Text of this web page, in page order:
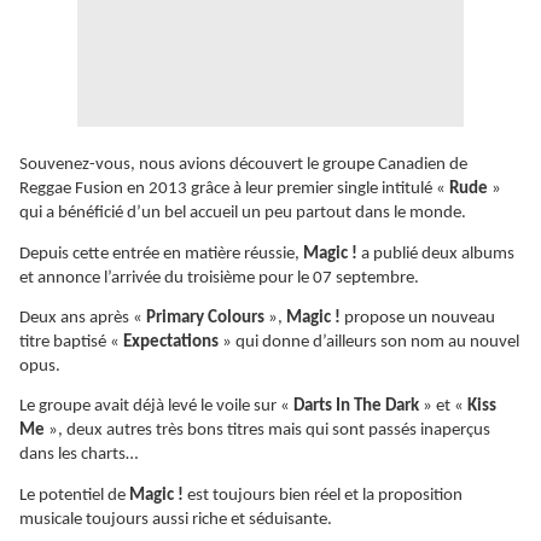
Souvenez-vous, nous avions découvert le groupe Canadien de
Reggae Fusion en 2013 grâce à leur premier single intitulé « Rude »
qui a bénéficié d’un bel accueil un peu partout dans le monde.
Depuis cette entrée en matière réussie, Magic ! a publié deux albums
et annonce l’arrivée du troisième pour le 07 septembre.
Deux ans après « Primary Colours », Magic ! propose un nouveau
titre baptisé « Expectations » qui donne d’ailleurs son nom au nouvel
opus.
Le groupe avait déjà levé le voile sur « Darts In The Dark » et « Kiss
Me », deux autres très bons titres mais qui sont passés inaperçus
dans les charts…
Le potentiel de Magic ! est toujours bien réel et la proposition
musicale toujours aussi riche et séduisante.